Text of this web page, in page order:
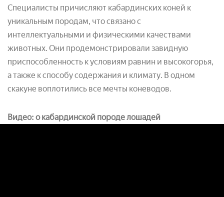
Специалисты причисляют кабардинских коней к
уникальным породам, что связано с
интеллектуальными и физическими качествами
животных. Они продемонстрировали завидную
приспособленность к условиям равнин и высокогорья,
а также к способу содержания и климату. В одном
скакуне воплотились все мечты коневодов.
Видео: о кабардинской породе лошадей